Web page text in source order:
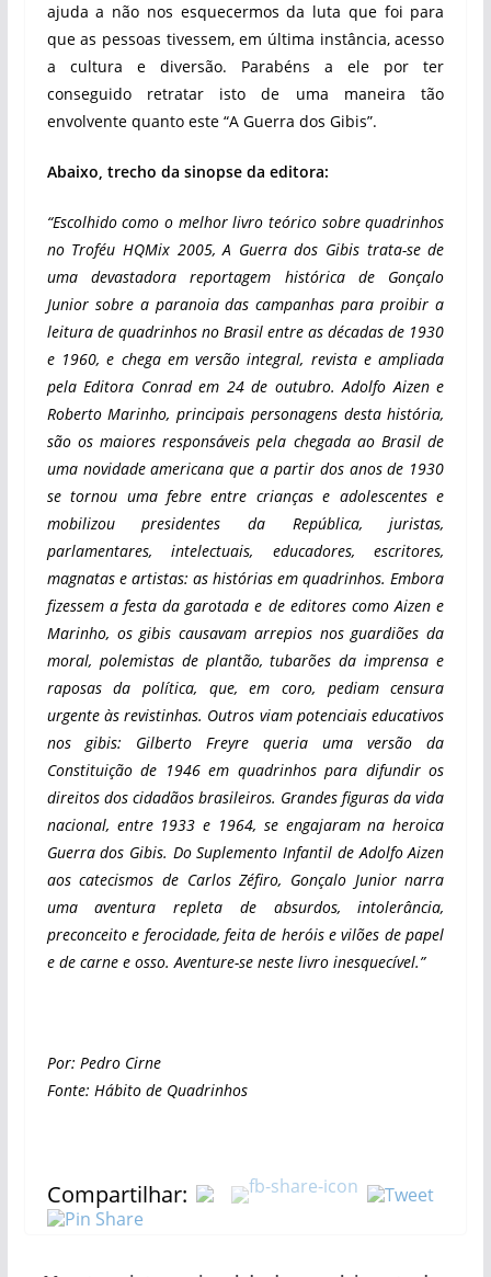
ajuda a não nos esquecermos da luta que foi para
que as pessoas tivessem, em última instância, acesso
a cultura e diversão. Parabéns a ele por ter
conseguido retratar isto de uma maneira tão
envolvente quanto este “A Guerra dos Gibis”.
Abaixo, trecho da sinopse da editora:
“Escolhido como o melhor livro teórico sobre quadrinhos
no Troféu HQMix 2005, A Guerra dos Gibis trata-se de
uma devastadora reportagem histórica de Gonçalo
Junior sobre a paranoia das campanhas para proibir a
leitura de quadrinhos no Brasil entre as décadas de 1930
e 1960, e chega em versão integral, revista e ampliada
pela Editora Conrad em 24 de outubro. Adolfo Aizen e
Roberto Marinho, principais personagens desta história,
são os maiores responsáveis pela chegada ao Brasil de
uma novidade americana que a partir dos anos de 1930
se tornou uma febre entre crianças e adolescentes e
mobilizou presidentes da República, juristas,
parlamentares, intelectuais, educadores, escritores,
magnatas e artistas: as histórias em quadrinhos. Embora
fizessem a festa da garotada e de editores como Aizen e
Marinho, os gibis causavam arrepios nos guardiões da
moral, polemistas de plantão, tubarões da imprensa e
raposas da política, que, em coro, pediam censura
urgente às revistinhas. Outros viam potenciais educativos
nos gibis: Gilberto Freyre queria uma versão da
Constituição de 1946 em quadrinhos para difundir os
direitos dos cidadãos brasileiros. Grandes figuras da vida
nacional, entre 1933 e 1964, se engajaram na heroica
Guerra dos Gibis. Do Suplemento Infantil de Adolfo Aizen
aos catecismos de Carlos Zéfiro, Gonçalo Junior narra
uma aventura repleta de absurdos, intolerância,
preconceito e ferocidade, feita de heróis e vilões de papel
e de carne e osso. Aventure-se neste livro inesquecível.”
Por: Pedro Cirne
Fonte: Hábito de Quadrinhos
Compartilhar: